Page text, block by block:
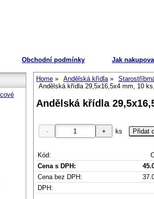
Obchodní podmínky Jak
Home Andělská křídla
Andělská křídla 29,5x16,5x4 mm, 10
Andělská křídla
ks
Kód:
Cena s DPH:
Cena bez DPH:
DPH: